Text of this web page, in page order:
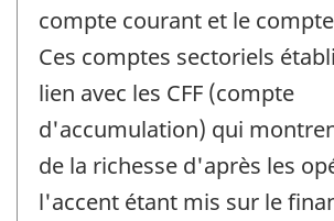
compte courant et le
Ces comptes sectoriels
lien avec les CFF (compte
d'accumulation) qui
de la richesse d'après les
l'accent étant mis sur le